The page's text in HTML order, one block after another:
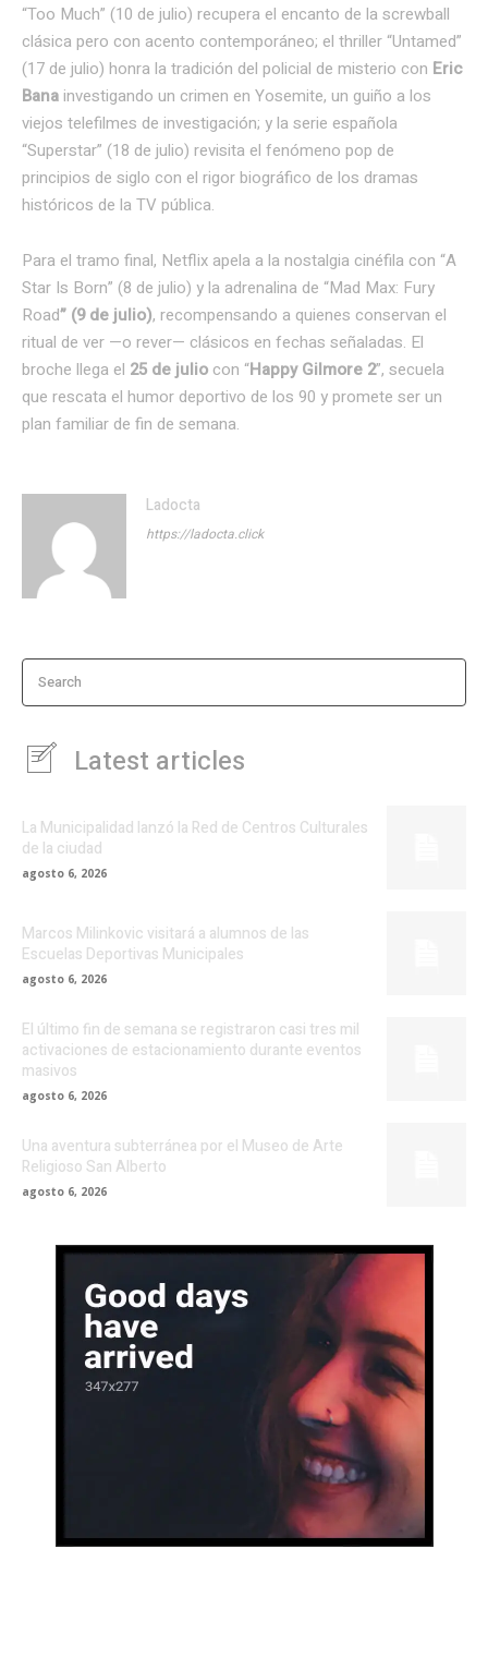
“Too Much” (10 de julio) recupera el encanto de la screwball
clásica pero con acento contemporáneo; el thriller “Untamed”
(17 de julio) honra la tradición del policial de misterio con Eric
Bana investigando un crimen en Yosemite, un guiño a los
viejos telefilmes de investigación; y la serie española
“Superstar” (18 de julio) revisita el fenómeno pop de
principios de siglo con el rigor biográfico de los dramas
históricos de la TV pública.
Para el tramo final, Netflix apela a la nostalgia cinéfila con “A
Star Is Born” (8 de julio) y la adrenalina de “Mad Max: Fury
Road” (9 de julio), recompensando a quienes conservan el
ritual de ver —o rever— clásicos en fechas señaladas. El
broche llega el 25 de julio con “Happy Gilmore 2”, secuela
que rescata el humor deportivo de los 90 y promete ser un
plan familiar de fin de semana.
Ladocta
https://ladocta.click
Search
Latest articles
La Municipalidad lanzó la Red de Centros Culturales
de la ciudad
agosto 6, 2026
Marcos Milinkovic visitará a alumnos de las
Escuelas Deportivas Municipales
agosto 6, 2026
El último fin de semana se registraron casi tres mil
activaciones de estacionamiento durante eventos
masivos
agosto 6, 2026
Una aventura subterránea por el Museo de Arte
Religioso San Alberto
agosto 6, 2026